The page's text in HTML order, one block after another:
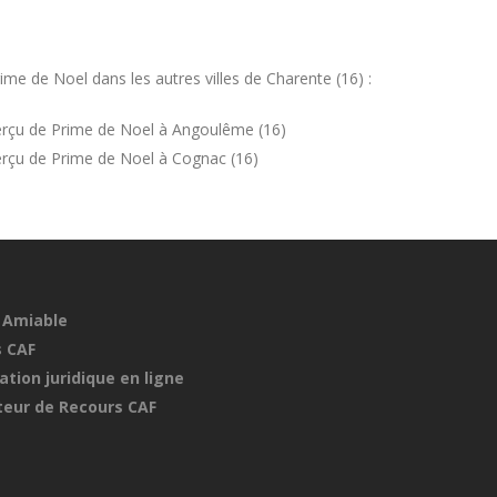
de Noel dans les autres villes de Charente (16) :
de Prime de Noel à Angoulême (16)
de Prime de Noel à Cognac (16)
juridique en ligne
de Recours CAF